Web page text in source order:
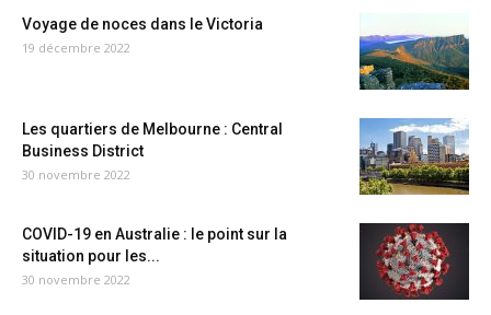
Voyage de noces dans le Victoria
19 décembre 2022
Les quartiers de Melbourne : Central
Business District
30 novembre 2022
COVID-19 en Australie : le point sur la
situation pour les...
30 novembre 2022